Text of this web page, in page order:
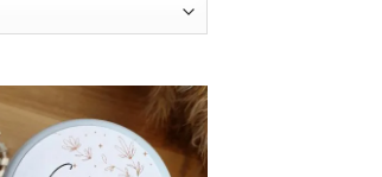
Add to
wishlist